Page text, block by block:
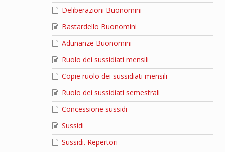
Deliberazioni Buonomini
Bastardello Buonomini
Adunanze Buonomini
Ruolo dei sussidiati mensili
Copie ruolo dei sussidiati mensili
Ruolo dei sussidiati semestrali
Concessione sussidi
Sussidi
Sussidi. Repertori